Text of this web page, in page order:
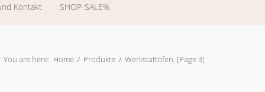
Kontakt SHOP-SALE%
You are here: Home / Produkte / Werkstattöfen (Page 3)